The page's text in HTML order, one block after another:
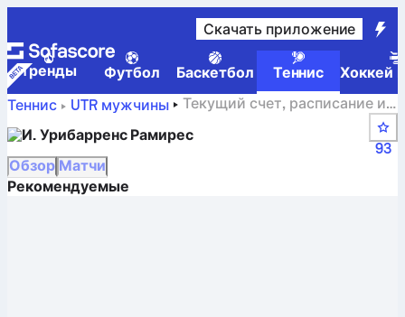
Скачать приложение
Tренды Футбол Баскетбол Теннис
Хоккей
Теннис
UTR мужчины
Текущий счет, расписание и
И. Урибарренс Рамирес
93
Обзор Матчи
Рекомендуемые